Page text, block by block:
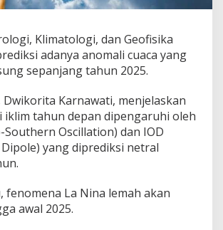
Klimatologi, dan Geofisika
adanya anomali cuaca yang
sepanjang tahun 2025.
Dwikorita Karnawati, menjelaskan
iklim tahun depan dipengaruhi oleh
Southern Oscillation) dan IOD
yang diprediksi netral
fenomena La Nina lemah akan
awal 2025.